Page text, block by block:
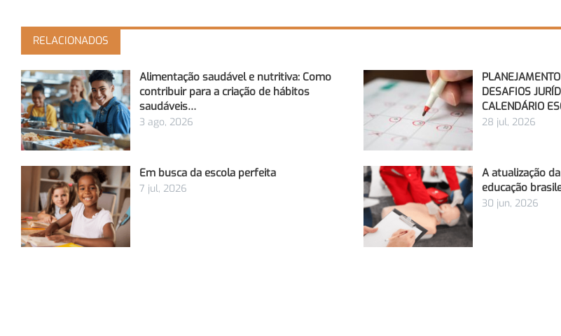
RELACIONADOS
Alimentação saudável e nutritiva: Como
contribuir para a criação de hábitos
saudáveis…
3 ago, 2026
DESAFIOS
CALENDÁRIO
28 jul, 2026
Em busca da escola perfeita
7 jul, 2026
A atualização
educação
30 jun, 2026